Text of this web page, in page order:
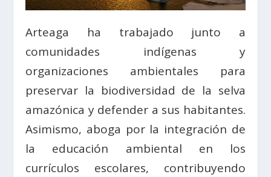
Arteaga ha trabajado junto a
comunidades indígenas y
organizaciones ambientales para
preservar la biodiversidad de la selva
amazónica y defender a sus habitantes.
Asimismo, aboga por la integración de
la educación ambiental en los
currículos escolares, contribuyendo